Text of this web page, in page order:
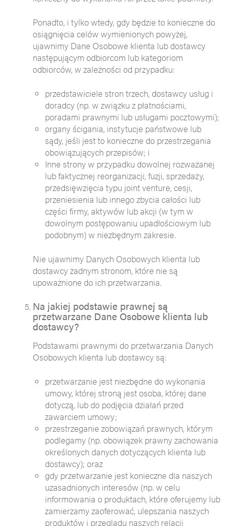
Ponadto, i tylko wtedy, gdy będzie to konieczne do
osiągnięcia celów wymienionych powyżej,
ujawnimy Dane Osobowe klienta lub dostawcy
następującym odbiorcom lub kategoriom
odbiorców, w zależności od przypadku:
przedstawiciele stron trzech, dostawcy usług i
doradcy (np. w związku z płatnościami,
poradami prawnymi lub usługami pocztowymi);
organy ścigania, instytucje państwowe lub
sądy, jeśli jest to konieczne do przestrzegania
obowiązujących przepisów; i
Inne strony w przypadku dowolnej rozważanej
lub faktycznej reorganizacji, fuzji, sprzedaży,
przedsięwzięcia typu joint venture, cesji,
przeniesienia lub innego zbycia całości lub
części firmy, aktywów lub akcji (w tym w
dowolnym postępowaniu upadłościowym lub
podobnym) w niezbędnym zakresie.
Nie ujawnimy Danych Osobowych klienta lub
dostawcy żadnym stronom, które nie są
upoważnione do ich przetwarzania.
Na jakiej podstawie prawnej są
przetwarzane Dane Osobowe klienta lub
dostawcy?
Podstawami prawnymi do przetwarzania Danych
Osobowych klienta lub dostawcy są:
przetwarzanie jest niezbędne do wykonania
umowy, której stroną jest osoba, której dane
dotyczą, lub do podjęcia działań przed
zawarciem umowy;
przestrzeganie zobowiązań prawnych, którym
podlegamy (np. obowiązek prawny zachowania
określonych danych dotyczących klienta lub
dostawcy); oraz
gdy przetwarzanie jest konieczne dla naszych
uzasadnionych interesów (np. w celu
informowania o produktach, które oferujemy lub
zamierzamy zaoferować, ulepszania naszych
produktów i przeglądu naszych relacji